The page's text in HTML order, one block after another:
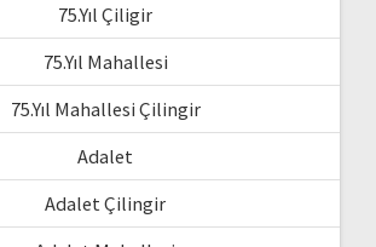
75.Yıl Çiligir
75.Yıl Mahallesi
75.Yıl Mahallesi Çilingir
Adalet
Adalet Çilingir